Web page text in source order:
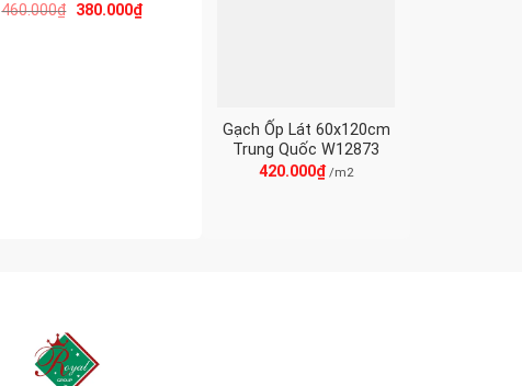
460.000₫ 380.000₫
Gạch Ốp Lát 60x120cm
Trung Quốc W12873
420.000₫/m2